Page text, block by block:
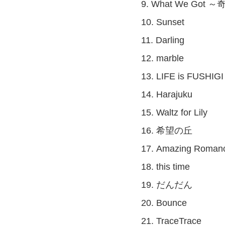
9. What We Got ～
10. Sunset
11. Darling
12. marble
13. LIFE is FUSHIGI
14. Harajuku
15. Waltz for Lily
16. 希望の丘
17. Amazing
18. this time
19. だんだん
20. Bounce
21. TraceTrace